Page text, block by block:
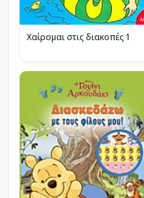
Χαίρομαι στις διακοπές 1